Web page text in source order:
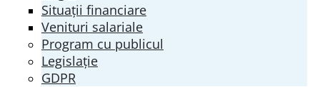
Situații financiare
Venituri salariale
Program cu publicul
Legislație
GDPR